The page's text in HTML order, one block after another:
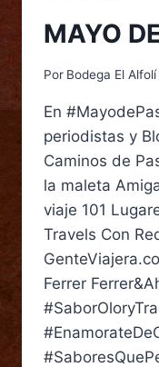
MAYO
Por Bodega El Alfolí
En
periodistas y
Caminos de
la maleta
viaje 101
Travels Con
Ferrer